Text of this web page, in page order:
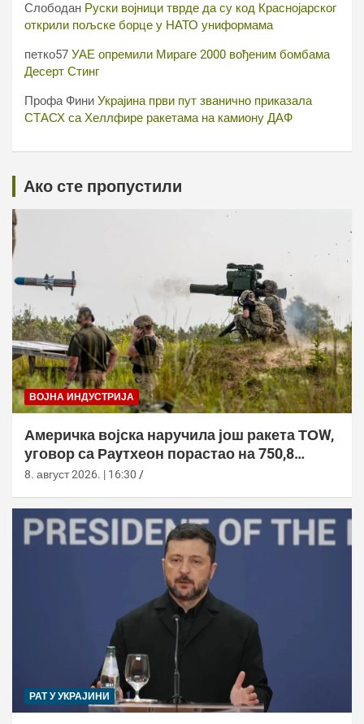
Слободан Руски војници тврде да су код Краснојарског
открили пољске борце у НАТО униформама
петко57 УАЕ опремили Мираге 2000 вођеним бомбама
Десерт Стинг
Профа Фини Украјина први пут званично приказала
СТАСХ са Хеллфире ракетама на камиону ДАФ
Ако сте пропустили
ВОЈНА ИНДУСТРИЈА
Америчка војска наручила још ракета ТОW,
уговор са Раyтхеон порастао на 750,8
милиона долара
8. август 2026. | 16:30
РАТ У УКРАЈИНИ